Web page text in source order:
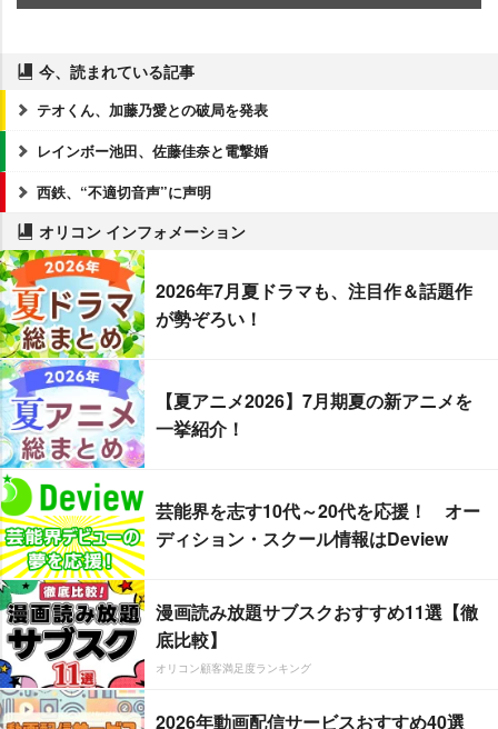
今、読まれている記事
テオくん、加藤乃愛との破局を発表
レインボー池田、佐藤佳奈と電撃婚
西鉄、“不適切音声”に声明
オリコン インフォメーション
2026年7月夏ドラマも、注目作＆話題作
が勢ぞろい！
【夏アニメ2026】7月期夏の新アニメを
一挙紹介！
芸能界を志す10代～20代を応援！ オー
ディション・スクール情報はDeview
漫画読み放題サブスクおすすめ11選【徹
底比較】
オリコン顧客満足度ランキング
2026年動画配信サービスおすすめ40選